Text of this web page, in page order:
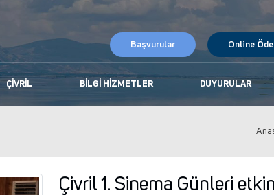
Başvurular Online
ÇIVRIL BILGI HIZMETLER DUYURULAR
Çivril 1. Sinema Günleri